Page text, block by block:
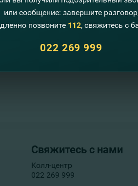
с Вашим удостоверением личности;
переводы свыше 5.000 лей в
Свяжитесь с нами
Колл-центр
022 269 999
или сообщение: завершите
позвоните 112, свяжитесь с
022 269 999